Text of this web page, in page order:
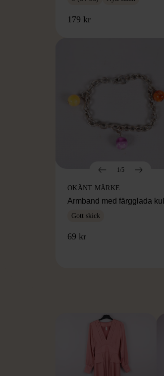
179 kr
1/5
OKÄNT MÄRKE
Armband med färgglada
Gott skick
69 kr